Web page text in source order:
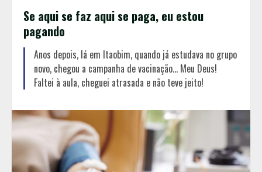
Se aqui se faz aqui se paga, eu estou
pagando
Anos depois, lá em Itaobim, quando já estudava no grupo
novo, chegou a campanha de vacinação... Meu Deus!
Faltei à aula, cheguei atrasada e não teve jeito!